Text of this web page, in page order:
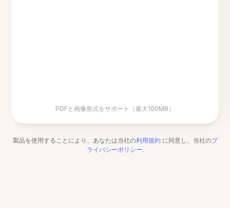
PDFと画像形式をサポート（最大100MB）
製品を使用することにより、あなたは当社の利用規約 に同意し、当社のプ
ライバシーポリシー.